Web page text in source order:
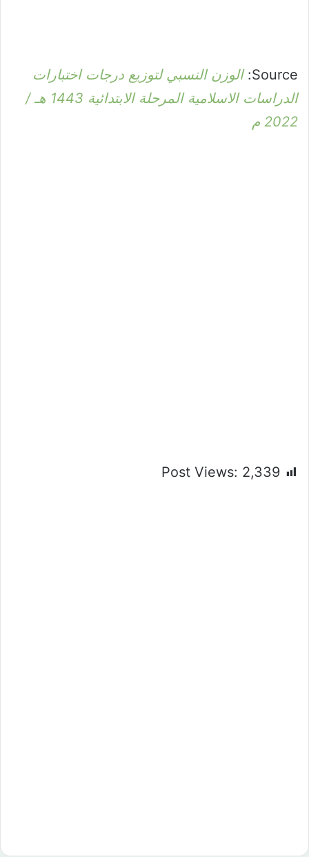
Source: الوزن النسبي لتوزيع درجات اختبارات
الدراسات الاسلامية المرحلة الابتدائية 1443 هـ /
2022 م
Post Views: 2,339